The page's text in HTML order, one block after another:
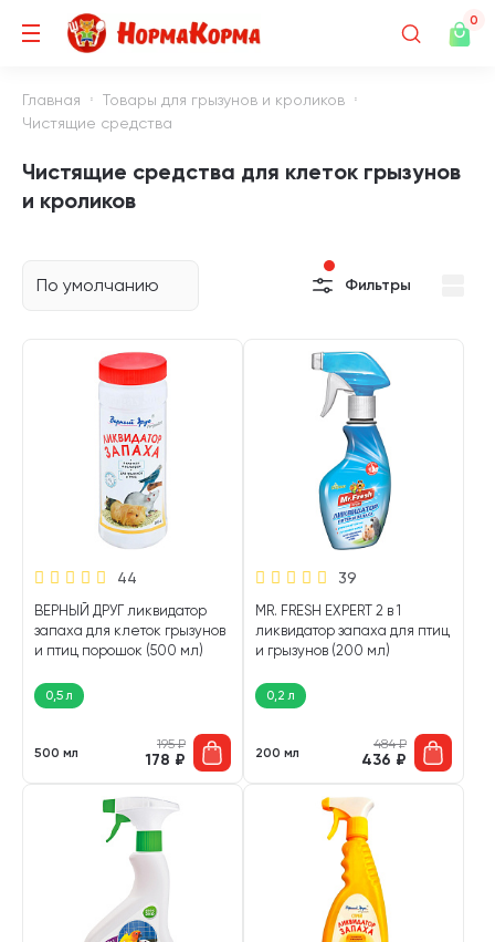
0
Главная
Товары для грызунов и кроликов
Чистящие средства
Чистящие средства для клеток грызунов
и кроликов
По умолчанию Фильтры
44
ВЕРНЫЙ ДРУГ ликвидатор
запаха для клеток грызунов
и птиц порошок (500 мл)
0,5 л
500 мл
195₽
178 ₽
39
MR. FRESH EXPERT 2 в 1
ликвидатор запаха для птиц
и грызунов (200 мл)
0,2 л
200 мл
484₽
436 ₽